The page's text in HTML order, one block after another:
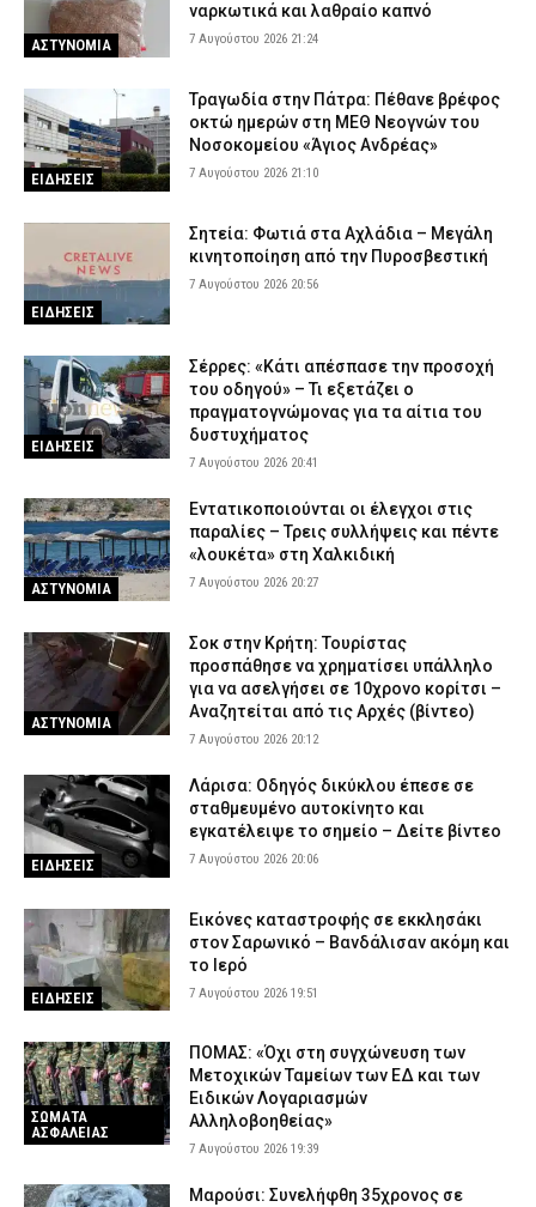
ΑΣΤΥΝΟΜΙΑ
ναρκωτικά και λαθραίο καπνό
7 Αυγούστου 2026 21:24
ΕΙΔΗΣΕΙΣ
Τραγωδία στην Πάτρα: Πέθανε βρέφος
οκτώ ημερών στη ΜΕΘ Νεογνών του
Νοσοκομείου «Άγιος Ανδρέας»
7 Αυγούστου 2026 21:10
ΕΙΔΗΣΕΙΣ
Σητεία: Φωτιά στα Αχλάδια – Μεγάλη
κινητοποίηση από την Πυροσβεστική
7 Αυγούστου 2026 20:56
ΕΙΔΗΣΕΙΣ
Σέρρες: «Κάτι απέσπασε την προσοχή
του οδηγού» – Τι εξετάζει ο
πραγματογνώμονας για τα αίτια του
δυστυχήματος
7 Αυγούστου 2026 20:41
ΑΣΤΥΝΟΜΙΑ
Εντατικοποιούνται οι έλεγχοι στις
παραλίες – Τρεις συλλήψεις και πέντε
«λουκέτα» στη Χαλκιδική
7 Αυγούστου 2026 20:27
ΑΣΤΥΝΟΜΙΑ
Σοκ στην Κρήτη: Τουρίστας
προσπάθησε να χρηματίσει υπάλληλο
για να ασελγήσει σε 10χρονο κορίτσι –
Αναζητείται από τις Αρχές (βίντεο)
7 Αυγούστου 2026 20:12
ΕΙΔΗΣΕΙΣ
Λάρισα: Οδηγός δικύκλου έπεσε σε
σταθμευμένο αυτοκίνητο και
εγκατέλειψε το σημείο – Δείτε βίντεο
7 Αυγούστου 2026 20:06
ΕΙΔΗΣΕΙΣ
Εικόνες καταστροφής σε εκκλησάκι
στον Σαρωνικό – Βανδάλισαν ακόμη και
το Ιερό
7 Αυγούστου 2026 19:51
ΣΩΜΑΤΑ
ΑΣΦΑΛΕΙΑΣ
ΠΟΜΑΣ: «Όχι στη συγχώνευση των
Μετοχικών Ταμείων των ΕΔ και των
Ειδικών Λογαριασμών
Αλληλοβοηθείας»
7 Αυγούστου 2026 19:39
Μαρούσι: Συνελήφθη 35χρονος σε